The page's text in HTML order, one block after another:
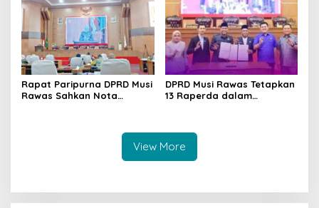
Indonesia
Rapat Paripurna DPRD Musi
Rawas Sahkan Nota
DPRD Musi Rawas Tetapkan
13 Raperda dalam
View More